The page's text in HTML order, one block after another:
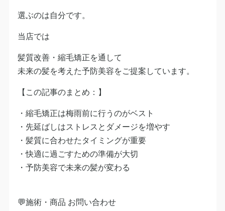
選ぶのは自分です。
当店では
髪質改善・縮毛矯正を通して
未来の髪を考えた予防美容をご提案しています。
【この記事のまとめ：】
・縮毛矯正は梅雨前に行うのがベスト
・先延ばしはストレスとダメージを増やす
・髪質に合わせたタイミングが重要
・快適に過ごすための準備が大切
・予防美容で未来の髪が変わる
💬施術・商品 お問い合わせ